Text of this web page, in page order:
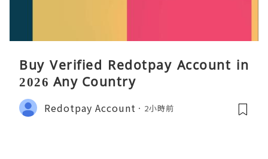
Buy Verified Redotpay Account in
2026 Any Country
Redotpay Account 2小時前